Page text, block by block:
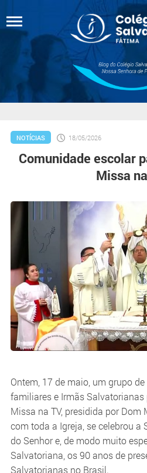
NOTÍCIAS 18/05/2026
Comunidade escolar
Missa
Ontem, 17 de maio, um grupo
familiares e Irmãs
Missa na TV, presidida por Dom
com toda a Igreja, se celebrou a
do Senhor e, de modo muito
Salvatoriana, os 90 anos de
Salvatorianas no Brasil.